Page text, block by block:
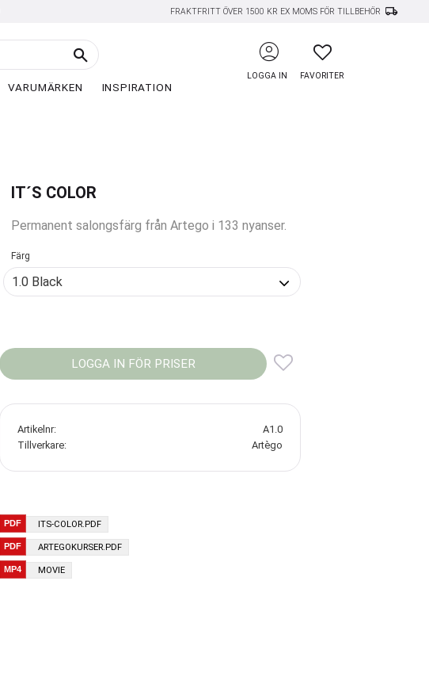
FRAKTFRITT ÖVER 1500 KR EX MOMS FÖR TILLBEHÖR local_shipping
account_circle
LOGGA IN
FAVORITER
FAVORITER
VARUMÄRKEN INSPIRATION
IT´S COLOR
Permanent salongsfärg från Artego i 133 nyanser.
Färg
LOGGA IN FÖR PRISER
Artikelnr
A1.0
Tillverkare
Artègo
ITS-COLOR.PDF
ARTEGOKURSER.PDF
MOVIE